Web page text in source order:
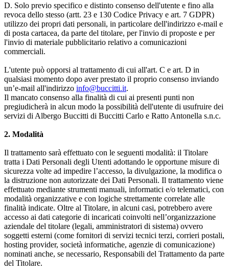
D. Solo previo specifico e distinto consenso dell'utente e fino alla
revoca dello stesso (artt. 23 e 130 Codice Privacy e art. 7 GDPR)
utilizzo dei propri dati personali, in particolare dell'indirizzo e-mail e
di posta cartacea, da parte del titolare, per l'invio di proposte e per
l'invio di materiale pubblicitario relativo a comunicazioni
commerciali.
L'utente può opporsi al trattamento di cui all'art. C e art. D in
qualsiasi momento dopo aver prestato il proprio consenso inviando
un’e-mail all'indirizzo info@buccitti.it.
Il mancato consenso alla finalità di cui ai presenti punti non
pregiudicherà in alcun modo la possibilità dell'utente di usufruire dei
servizi di Albergo Buccitti di Buccitti Carlo e Ratto Antonella s.n.c.
2. Modalità
Il trattamento sarà effettuato con le seguenti modalità: il Titolare
tratta i Dati Personali degli Utenti adottando le opportune misure di
sicurezza volte ad impedire l’accesso, la divulgazione, la modifica o
la distruzione non autorizzate dei Dati Personali. Il trattamento viene
effettuato mediante strumenti manuali, informatici e/o telematici, con
modalità organizzative e con logiche strettamente correlate alle
finalità indicate. Oltre al Titolare, in alcuni casi, potrebbero avere
accesso ai dati categorie di incaricati coinvolti nell’organizzazione
aziendale del titolare (legali, amministratori di sistema) ovvero
soggetti esterni (come fornitori di servizi tecnici terzi, corrieri postali,
hosting provider, società informatiche, agenzie di comunicazione)
nominati anche, se necessario, Responsabili del Trattamento da parte
del Titolare.